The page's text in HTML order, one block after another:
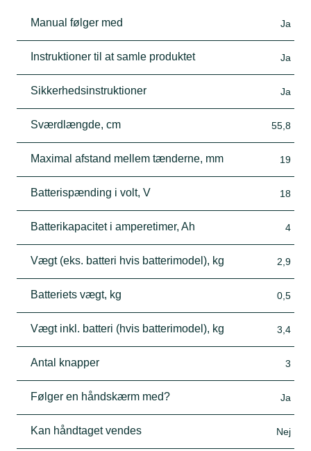
Manual følger med Ja
Instruktioner til at samle produktet Ja
Sikkerhedsinstruktioner Ja
Sværdlængde, cm 55,8
Maximal afstand mellem tænderne, mm 19
Batterispænding i volt, V 18
Batterikapacitet i amperetimer, Ah 4
Vægt (eks. batteri hvis batterimodel), kg 2,9
Batteriets vægt, kg 0,5
Vægt inkl. batteri (hvis batterimodel), kg 3,4
Antal knapper 3
Følger en håndskærm med? Ja
Kan håndtaget vendes Nej